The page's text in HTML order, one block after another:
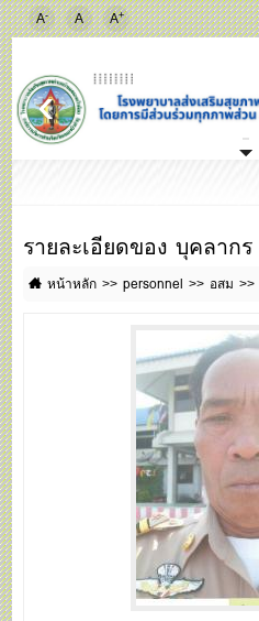
A- A A+
รายละเอียดของ บุคลากร
หน้าหลัก personnel อสม